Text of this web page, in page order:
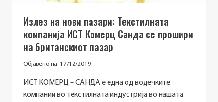
Излез на нови пазари: Текстилната
компанија ИСТ Комерц Санда се прошири
на британскиот пазар
Објавено на: 17/12/2019
ИСТ КОМЕРЦ – САНДА е една од водечките
компании во текстилната индустрија во нашата